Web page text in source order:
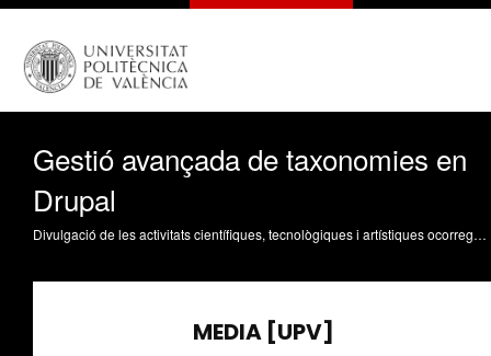
Gestió avançada de taxonomies en
Drupal
Divulgació de les activitats científiques, tecnològiques i artístiques ocorregudes en els tres campus de la UPV